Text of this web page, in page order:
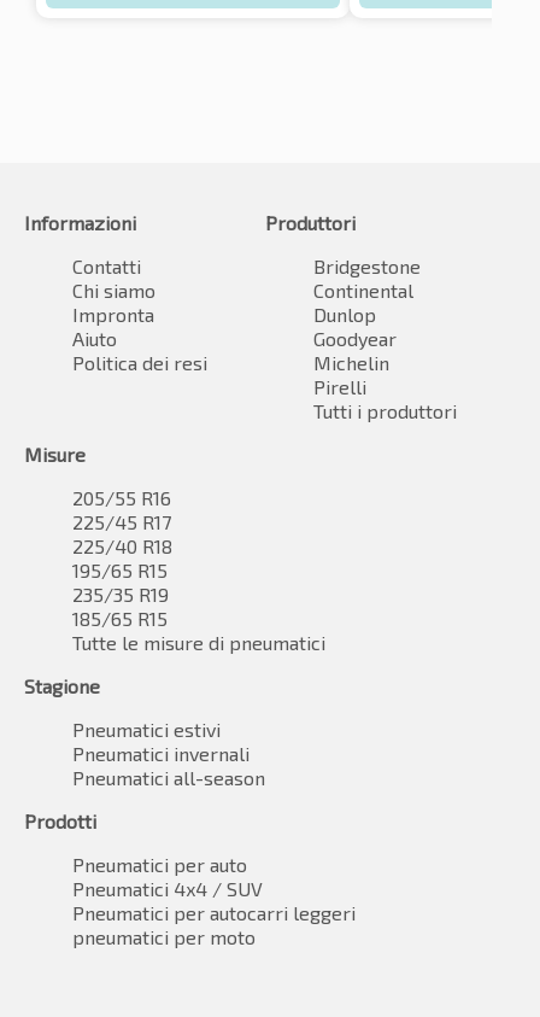
Informazioni
Contatti
Chi siamo
Impronta
Aiuto
Politica dei resi
Produttori
Bridgestone
Continental
Dunlop
Goodyear
Michelin
Pirelli
Tutti i produttori
Misure
205/55 R16
225/45 R17
225/40 R18
195/65 R15
235/35 R19
185/65 R15
Tutte le misure di pneumatici
Stagione
Pneumatici estivi
Pneumatici invernali
Pneumatici all-season
Prodotti
Pneumatici per auto
Pneumatici 4x4 / SUV
Pneumatici per autocarri leggeri
pneumatici per moto